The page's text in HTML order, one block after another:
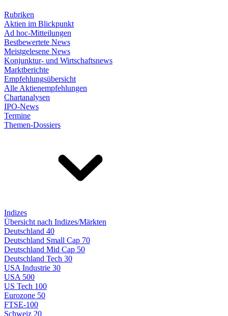
Rubriken
Aktien im Blickpunkt
Ad hoc-Mitteilungen
Bestbewertete News
Meistgelesene News
Konjunktur- und Wirtschaftsnews
Marktberichte
Empfehlungsübersicht
Alle Aktienempfehlungen
Chartanalysen
IPO-News
Termine
Themen-Dossiers
Indizes
Übersicht nach Indizes/Märkten
Deutschland 40
Deutschland Small Cap 70
Deutschland Mid Cap 50
Deutschland Tech 30
USA Industrie 30
USA 500
US Tech 100
Eurozone 50
FTSE-100
Schweiz 20